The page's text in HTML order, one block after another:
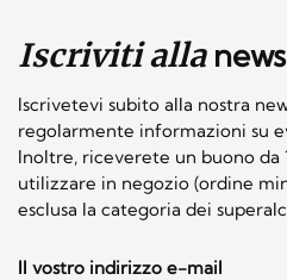
Iscriviti alla
Iscrivetevi subito alla nostra
regolarmente informazioni su
Inoltre, riceverete un buono da
utilizzare in negozio (ordine
esclusa la categoria dei
Il vostro indirizzo e-mail